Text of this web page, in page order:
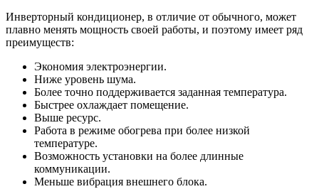
Инверторный кондиционер, в отличие от обычного, может
плавно менять мощность своей работы, и поэтому имеет ряд
преимуществ:
Экономия электроэнергии.
Ниже уровень шума.
Более точно поддерживается заданная температура.
Быстрее охлаждает помещение.
Выше ресурс.
Работа в режиме обогрева при более низкой
температуре.
Возможность установки на более длинные
коммуникации.
Меньше вибрация внешнего блока.